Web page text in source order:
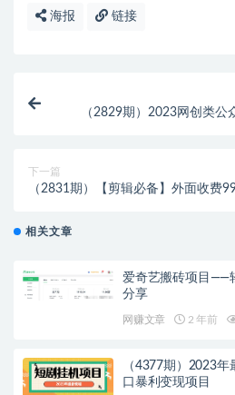
海报 链接
（2829期）2023网创类公
下一篇
（2831期）【剪辑必备】外面收费
相关文章
爱奇艺搬砖项目——
分享
网赚文章 2 年前
（4377期）2023
口暴利变现项目